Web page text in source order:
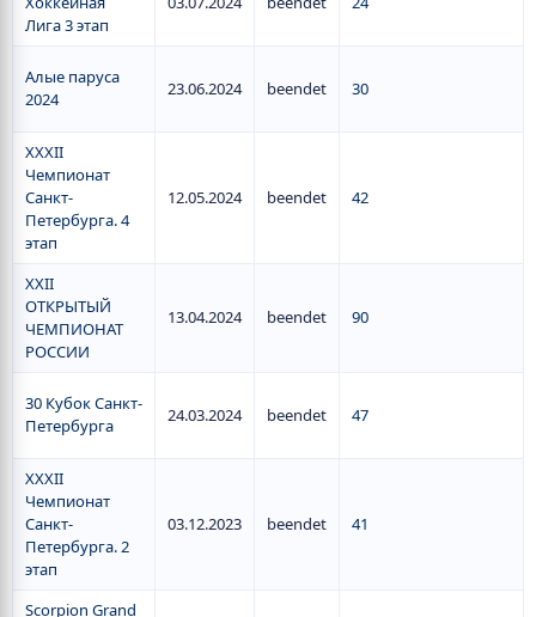
Лига 3 этап
Алые паруса
2024
23.06.2024 beendet 30
ХХХII
Чемпионат
Санкт-
Петербурга. 4
этап
12.05.2024 beendet 42
XXII
ОТКРЫТЫЙ
ЧЕМПИОНАТ
РОССИИ
13.04.2024 beendet 90
30 Кубок Санкт-
Петербурга
24.03.2024 beendet 47
ХХХII
Чемпионат
Санкт-
Петербурга. 2
этап
03.12.2023 beendet 41
Scorpion Grand